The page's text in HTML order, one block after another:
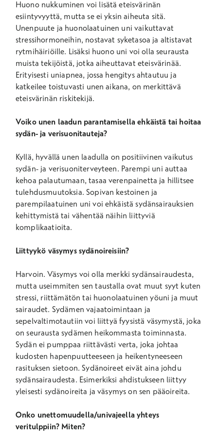
Huono nukkuminen voi lisätä eteisvärinän
esiintyvyyttä, mutta se ei yksin aiheuta sitä.
Unenpuute ja huonolaatuinen uni vaikuttavat
stressihormoneihin, nostavat syketasoa ja altistavat
rytmihäiriöille. Lisäksi huono uni voi olla seurausta
muista tekijöistä, jotka aiheuttavat eteisvärinää.
Erityisesti uniapnea, jossa hengitys ahtautuu ja
katkeilee toistuvasti unen aikana, on merkittävä
eteisvärinän riskitekijä.
Voiko unen laadun parantamisella ehkäistä tai hoitaa
sydän- ja verisuonitauteja?
Kyllä, hyvällä unen laadulla on positiivinen vaikutus
sydän- ja verisuoniterveyteen. Parempi uni auttaa
kehoa palautumaan, tasaa verenpainetta ja hillitsee
tulehdusmuutoksia. Sopivan kestoinen ja
parempilaatuinen uni voi ehkäistä sydänsairauksien
kehittymistä tai vähentää näihin liittyviä
komplikaatioita.
Liittyykö väsymys sydänoireisiin?
Harvoin. Väsymys voi olla merkki sydänsairaudesta,
mutta useimmiten sen taustalla ovat muut syyt kuten
stressi, riittämätön tai huonolaatuinen yöuni ja muut
sairaudet. Sydämen vajaatoimintaan ja
sepelvaltimotautiin voi liittyä fyysistä väsymystä, joka
on seurausta sydämen heikommasta toiminnasta.
Sydän ei pumppaa riittävästi verta, joka johtaa
kudosten hapenpuutteeseen ja heikentyneeseen
rasituksen sietoon. Sydänoireet eivät aina johdu
sydänsairaudesta. Esimerkiksi ahdistukseen liittyy
yleisesti sydänoireita ja väsymys on sen pääoireita.
Onko unettomuudella/univajeella yhteys
veritulppiin? Miten?